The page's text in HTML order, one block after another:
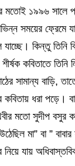
১৯৯৬ সালে
সময়ের ফ্রেমে
কিন্তু তিনি
কবিতাতে তিনি
সামান্য বাড়ি,
ধরা পড়ে।
মতো সুদীপ বসুর
মা” বা ”
যায়